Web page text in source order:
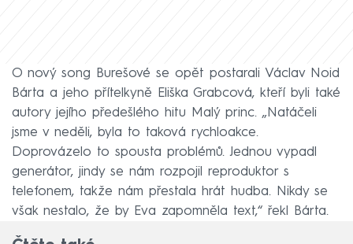
O nový song Burešové se opět postarali Václav Noid
Bárta a jeho přítelkyně Eliška Grabcová, kteří byli také
autory jejího předešlého hitu Malý princ. „Natáčeli
jsme v neděli, byla to taková rychloakce.
Doprovázelo to spousta problémů. Jednou vypadl
generátor, jindy se nám rozpojil reproduktor s
telefonem, takže nám přestala hrát hudba. Nikdy se
však nestalo, že by Eva zapomněla text,“ řekl Bárta.